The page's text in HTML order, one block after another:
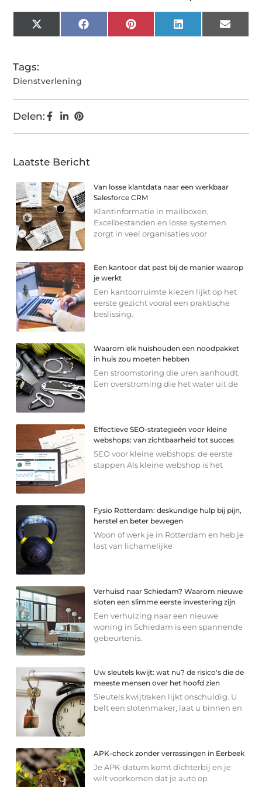
X
(Twitter)
FacebookPinterest LinkedIn Email
Tags:
Dienstverlening
Delen:
Laatste Bericht
Van losse klantdata naar een werkbaar
Salesforce CRM
Klantinformatie in mailboxen,
Excelbestanden en losse systemen
zorgt in veel organisaties voor
Een kantoor dat past bij de manier waarop
je werkt
Een kantoorruimte kiezen lijkt op het
eerste gezicht vooral een praktische
beslissing.
Waarom elk huishouden een noodpakket
in huis zou moeten hebben
Een stroomstoring die uren aanhoudt.
Een overstroming die het water uit de
Effectieve SEO-strategieën voor kleine
webshops: van zichtbaarheid tot succes
SEO voor kleine webshops: de eerste
stappen Als kleine webshop is het
Fysio Rotterdam: deskundige hulp bij pijn,
herstel en beter bewegen
Woon of werk je in Rotterdam en heb je
last van lichamelijke
Verhuisd naar Schiedam? Waarom nieuwe
sloten een slimme eerste investering zijn
Een verhuizing naar een nieuwe
woning in Schiedam is een spannende
gebeurtenis.
Uw sleutels kwijt: wat nu? de risico's die de
meeste mensen over het hoofd zien
Sleutels kwijtraken lijkt onschuldig. U
belt een slotenmaker, laat u binnen en
APK-check zonder verrassingen in Eerbeek
Je APK-datum komt dichterbij en je
wilt voorkomen dat je auto op